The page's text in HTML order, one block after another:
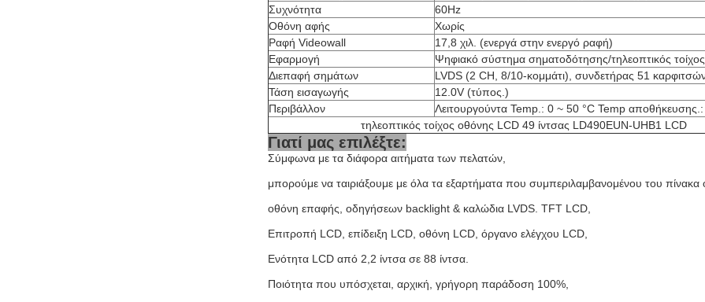
Συχνότητα
60Hz
Οθόνη αφής
Χωρίς
Ραφή Videowall
17,8 χιλ. (ενεργά στην ενεργό ραφή)
Εφαρμογή
Ψηφιακό σύστημα σηματοδότησης/τηλεοπτικός τοίχος
Διεπαφή σημάτων
LVDS (2 CH, 8/10-κομμάτι), συνδετήρας 51
Τάση εισαγωγής
12.0V (τύπος.)
Περιβάλλον
Λειτουργούντα Temp.: 0 ~ 50 °C Temp
τηλεοπτικός τοίχος οθόνης LCD 49 ίντσας LD490EUN-UHB1 LCD
Γιατί μας επιλέξτε:
Σύμφωνα με τα διάφορα αιτήματα των πελατών,
μπορούμε να ταιριάξουμε με όλα τα εξαρτήματα που συμπεριλαμβανομένου του πίνακα
οθόνη επαφής, οδηγήσεων backlight & καλώδια LVDS. TFT LCD,
Επιτροπή LCD, επίδειξη LCD, οθόνη LCD, όργανο ελέγχου LCD,
Ενότητα LCD από 2,2 ίντσα σε 88 ίντσα.
Ποιότητα που υπόσχεται, αρχική, γρήγορη παράδοση 100%,